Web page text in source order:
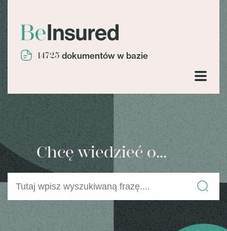
14725 dokumentów w bazie
Chcę wiedzieć o...